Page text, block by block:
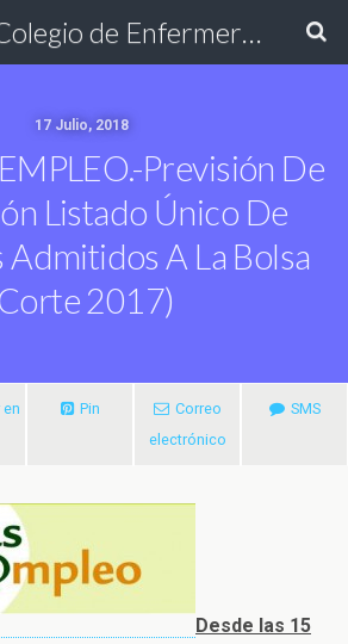
Excmo. Colegio de Enfermería de Cádiz
17 Julio, 2018
Previsión De
Listado Único De
A La Bolsa
2017)
Pin
Correo
electrónico
SMS
Desde las 15